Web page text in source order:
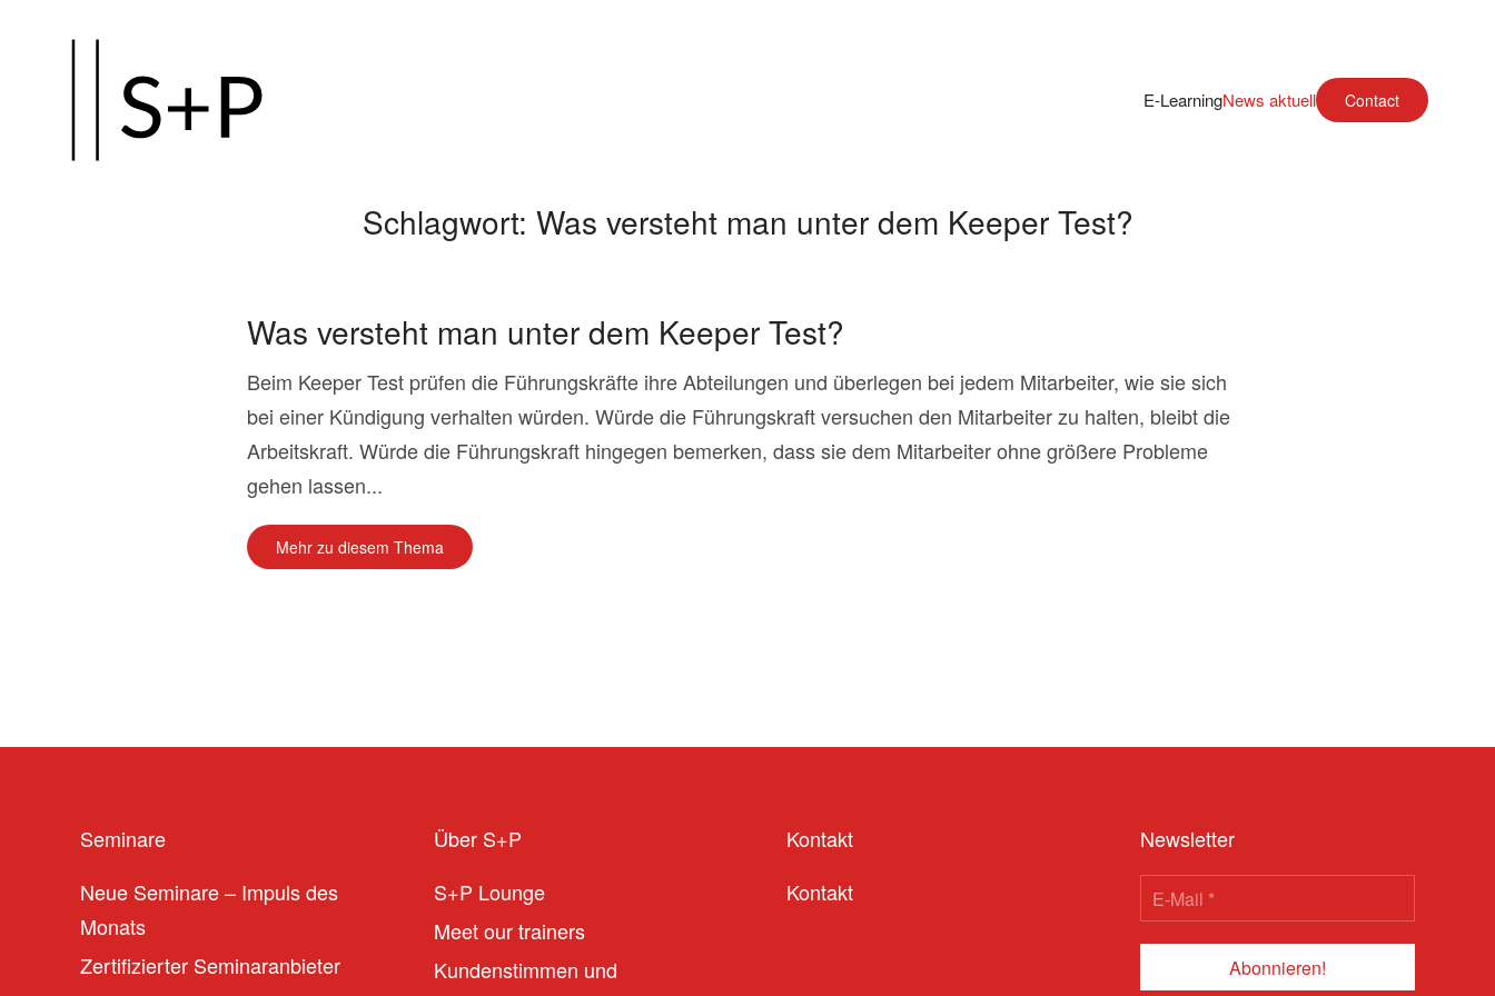
Hauptinhalt
E-LearningNews aktuell Contact
Schlagwort: Was versteht man unter dem Keeper Test?
Was versteht man unter dem Keeper Test?
Beim Keeper Test prüfen die Führungskräfte ihre Abteilungen und überlegen bei jedem Mitarbeiter, wie sie sich
bei einer Kündigung verhalten würden. Würde die Führungskraft versuchen den Mitarbeiter zu halten, bleibt die
Arbeitskraft. Würde die Führungskraft hingegen bemerken, dass sie dem Mitarbeiter ohne größere Probleme
gehen lassen...
Mehr zu diesem Thema
Seminare
Neue Seminare – Impuls des
Monats
Zertifizierter Seminaranbieter
Über S+P
S+P Lounge
Meet our trainers
Kundenstimmen und
Kontakt
Kontakt
Newsletter